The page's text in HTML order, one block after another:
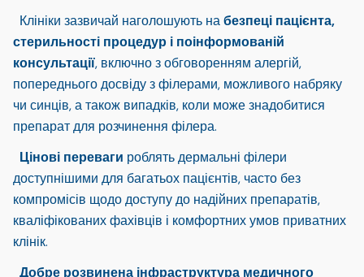
Клініки зазвичай наголошують набезпеці пацієнта,
стерильності процедур і поінформованій
консультації, включно з обговоренням алергій,
попереднього досвіду з філерами, можливого набряку
чи синців, а також випадків, коли може знадобитися
препарат для розчинення філера.
Цінові переваги роблять дермальні філери
доступнішими для багатьох пацієнтів, часто без
компромісів щодо доступу до надійних препаратів,
кваліфікованих фахівців і комфортних умов приватних
клінік.
Добре розвинена інфраструктура медичного